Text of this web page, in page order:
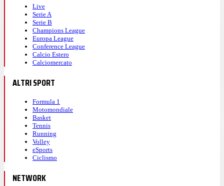
Live
Serie A
Serie B
Champions League
Europa League
Conference League
Calcio Estero
Calciomercato
ALTRI SPORT
Formula 1
Motomondiale
Basket
Tennis
Running
Volley
eSports
Ciclismo
NETWORK